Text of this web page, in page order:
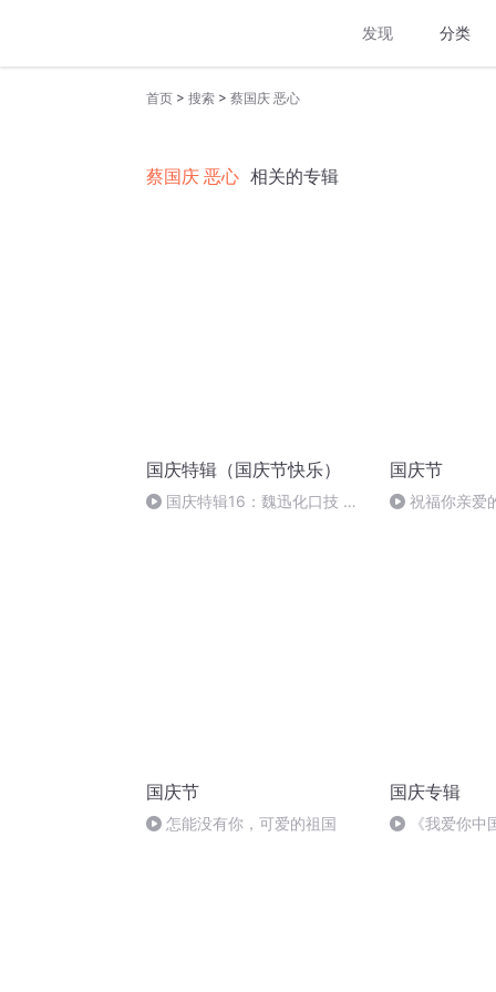
发现 分类
首页 > 搜索 > 蔡国庆 恶心
蔡国庆 恶心 相关的专辑
国庆特辑（国庆节快乐）
国庆特辑16：魏迅化口技 二
国庆节
祝福你亲爱
国庆节
怎能没有你，可爱的祖国
国庆专辑
《我爱你中